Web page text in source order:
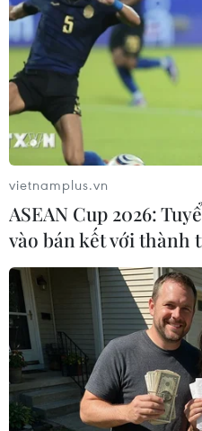
XUNG ĐỘT
Xung đột Israel-
mạng trong 300 ngày
Xung đột Hamas-
kế hoạch về Dải Gaza
Israel và Hội đồng
vũ khí tại Gaza
Israel hoài nghi việc
thuận Gaza
Xung đột Hamas-
trình hòa bình 15 điểm
vietnamplus.vn
ASEAN Cup 2026:
vào bán kết với thành